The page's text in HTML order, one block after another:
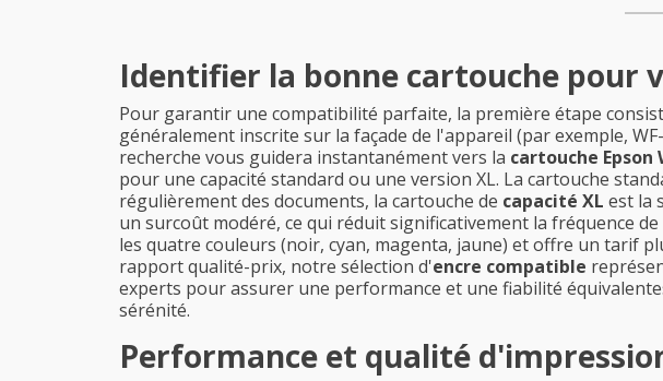
Identifier la bonne cartouche pour
Pour garantir une compatibilité parfaite, la première étape
généralement inscrite sur la façade de l'appareil (par exemple,
recherche vous guidera instantanément vers la cartouche Epson
pour une capacité standard ou une version XL. La cartouche
régulièrement des documents, la cartouche de capacité XL est la
un surcoût modéré, ce qui réduit significativement la fréquence
les quatre couleurs (noir, cyan, magenta, jaune) et offre un tarif
rapport qualité-prix, notre sélection d'encre compatible
experts pour assurer une performance et une fiabilité
sérénité.
Performance et qualité